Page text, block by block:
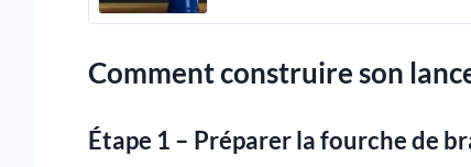
Comment construire son
Étape 1 – Préparer la fourche de